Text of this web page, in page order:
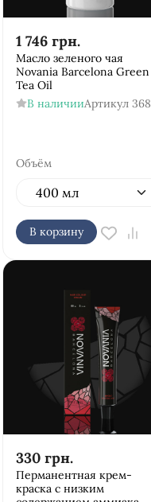
1 746 грн.
Масло зеленого чая
Novania Barcelona Green
Tea Oil
В наличииАртикул 368
Объём
В корзину
330 грн.
Перманентная крем-
краска с низким